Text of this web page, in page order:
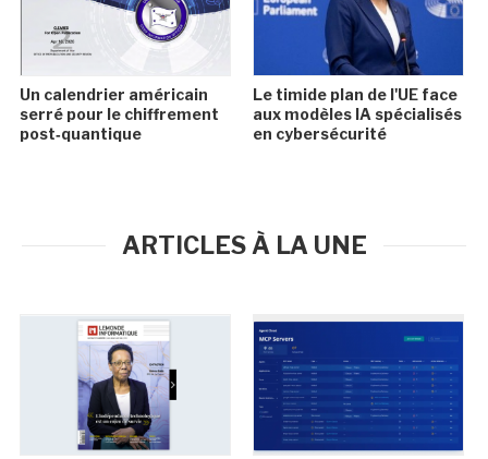
Un calendrier américain
serré pour le chiffrement
post‑quantique
Le timide plan de l'UE face
aux modèles IA spécialisés
en cybersécurité
ARTICLES À LA UNE